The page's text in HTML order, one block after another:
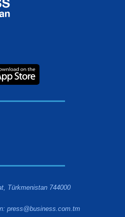
Türkmenistan 744000
press@business.com.tm